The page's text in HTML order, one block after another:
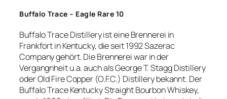
Buffalo Trace – Eagle Rare 10
Buffalo Trace Distillery ist eine Brennerei in
Frankfort in Kentucky, die seit 1992 Sazerac
Company gehört. Die Brennerei war in der
Vergangnheit u.a. auch als George T. Stagg Distillery
oder Old Fire Copper (O.F.C.) Distillery bekannt. Der
Buffalo Trace Kentucky Straight Bourbon Whiskey,